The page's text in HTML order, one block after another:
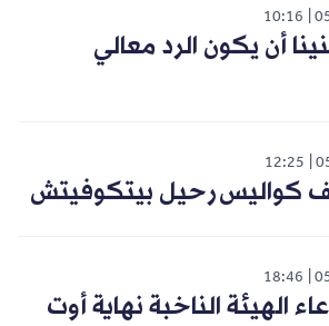
10:16
أن يكون الرد معالي
12:25
كواليس رحيل بيتكوفيتش
18:46
الهيئة الناخبة نهاية أوت